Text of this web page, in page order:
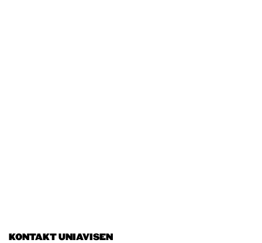
KONTAKT UNIAVISEN